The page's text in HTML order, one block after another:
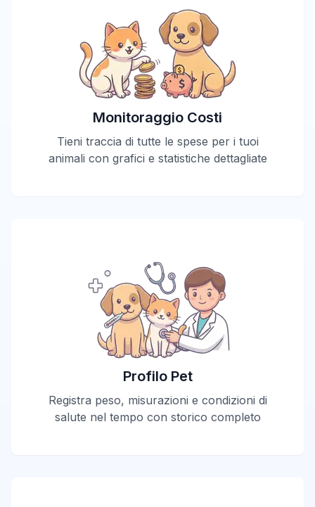
Monitoraggio Costi
Tieni traccia di tutte le spese per i tuoi
animali con grafici e statistiche dettagliate
Profilo Pet
Registra peso, misurazioni e condizioni di
salute nel tempo con storico completo